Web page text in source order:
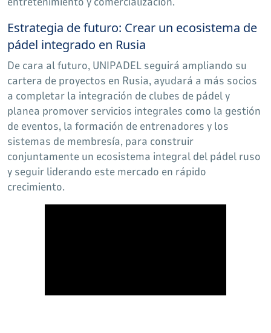
Estrategia de futuro: Crear un ecosistema de
pádel integrado en Rusia
De cara al futuro, UNIPADEL seguirá ampliando su
cartera de proyectos en Rusia, ayudará a más socios
a completar la integración de clubes de pádel y
planea promover servicios integrales como la gestión
de eventos, la formación de entrenadores y los
sistemas de membresía, para construir
conjuntamente un ecosistema integral del pádel ruso
y seguir liderando este mercado en rápido
crecimiento.